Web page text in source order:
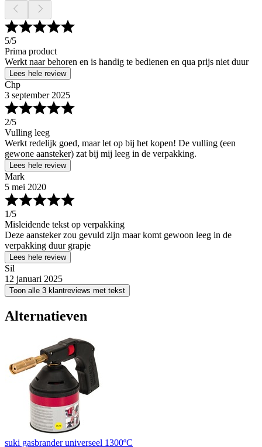
5/5
Prima product
Werkt naar behoren en is handig te bedienen en qua prijs niet duur
Lees hele review
Chp
3 september 2025
2/5
Vulling leeg
Werkt redelijk goed, maar let op bij het kopen! De vulling (een
gewone aansteker) zat bij mij leeg in de verpakking.
Lees hele review
Mark
5 mei 2020
1/5
Misleidende tekst op verpakking
Deze aansteker zou gevuld zijn maar komt gewoon leeg in de
verpakking duur grapje
Lees hele review
Sil
12 januari 2025
Toon alle 3 klantreviews met tekst
Alternatieven
suki gasbrander universeel 1300ºC